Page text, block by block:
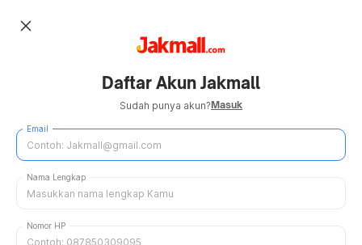
close
Daftar Akun Jakmall
Sudah punya akun?Masuk
Email
Nama Lengkap
Nomor HP